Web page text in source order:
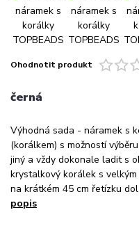
Ohodnotit produkt
černá
Výhodná sada - náramek s
(korálkem) s možností
jiný a vždy dokonale ladit s
krystalkový korálek s
na krátkém 45 cm řetízku
popis